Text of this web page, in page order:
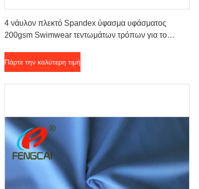
4 νάυλον πλεκτό Spandex ύφασμα υφάσματος
200gsm Swimwear τεντωμάτων τρόπων για το
Πάρτε την καλύτερη τιμή